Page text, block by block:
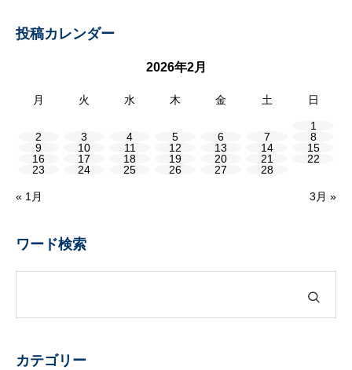
投稿カレンダー
2026年2月
月 火 水 木 金 土 日
1
2
3 4 5 6 7
8
9
10 11 12 13 14
15
16
17 18 19 20 21
22
23
24 25 26 27 28
« 1月 3月 »
ワード検索
カテゴリー